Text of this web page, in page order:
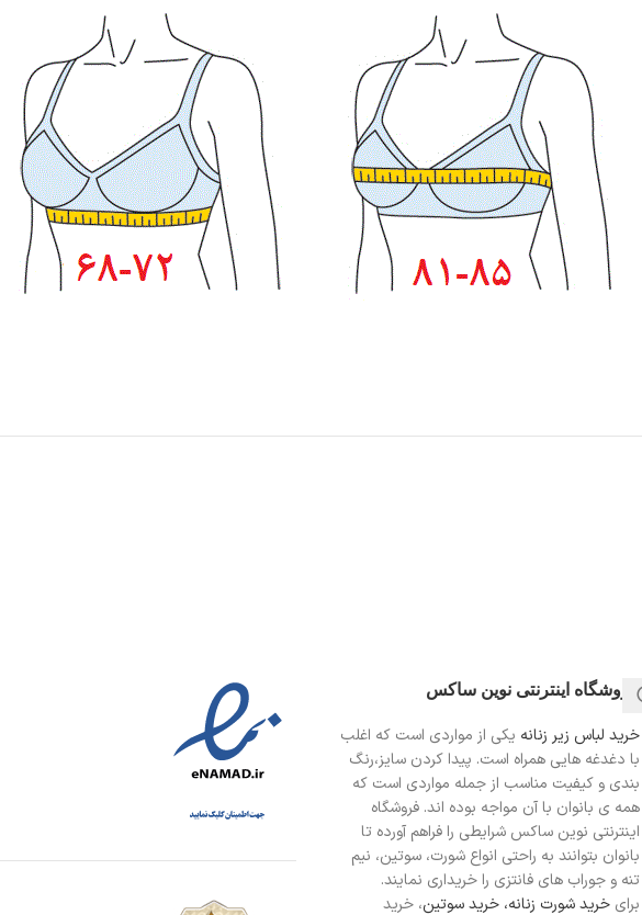
فروشگاه اینترنتی نوین ساکس
خرید لباس زیر زنانه یکی از مواردی است که اغلب
با دغدغه هایی همراه است. پیدا کردن سایز،رنگ
بندی و کیفیت مناسب از جمله مواردی است که
همه ی بانوان با آن مواجه بوده اند. فروشگاه
اینترنتی نوین ساکس شرایطی را فراهم آورده تا
بانوان بتوانند به راحتی انواع شورت، سوتین، نیم
تنه و جوراب های فانتزی را خریداری نمایند.
برای خرید شورت زنانه، خرید سوتین، خرید